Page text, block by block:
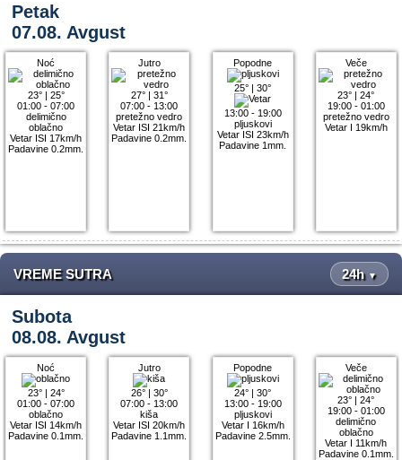
Petak
07.08. Avgust
Noć
23°| 25°
01:00 - 07:00
delimično
oblačno
Vetar ISI 17km/h
Padavine 0.2mm.
Jutro
27°| 31°
07:00 - 13:00
pretežno vedro
Vetar ISI 21km/h
Padavine 0.2mm.
Popodne
25° |30°
13:00 - 19:00
pljuskovi
Vetar ISI 23km/h
Padavine 1mm.
Veče
23° |24°
19:00 - 01:00
pretežno vedro
Vetar I 19km/h
VREME SUTRA 24h ▼
Subota
08.08. Avgust
Noć
23°| 24°
01:00 - 07:00
oblačno
Vetar ISI 14km/h
Padavine 0.1mm.
Jutro
26°| 30°
07:00 - 13:00
kiša
Vetar ISI 20km/h
Padavine 1.1mm.
Popodne
24° |30°
13:00 - 19:00
pljuskovi
Vetar I 16km/h
Padavine 2.5mm.
Veče
23° |24°
19:00 - 01:00
delimično
oblačno
Vetar I 11km/h
Padavine 0.1mm.